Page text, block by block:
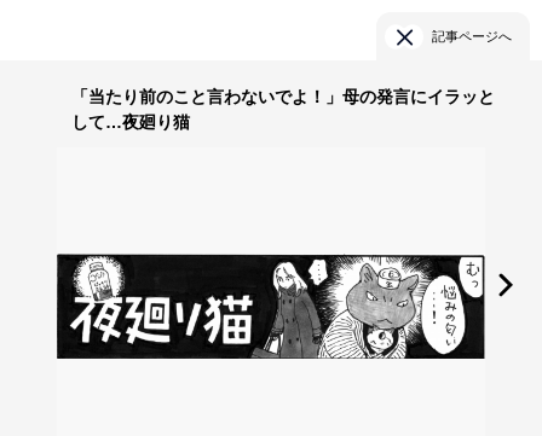
記事ページへ
「当たり前のこと言わないでよ！」母の発言にイラッと
して…夜廻り猫